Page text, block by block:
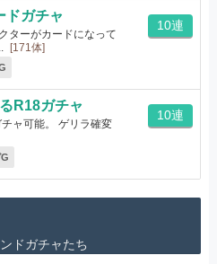
ドガチャ
ターがカードになって
[171体]
10連
R18ガチャ
ャ可能。 ゲリラ確変
10連
ドガチャたち